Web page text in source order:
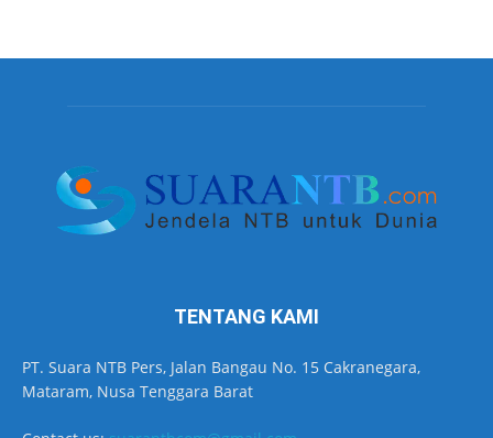
TENTANG KAMI
PT. Suara NTB Pers, Jalan Bangau No. 15 Cakranegara,
Mataram, Nusa Tenggara Barat